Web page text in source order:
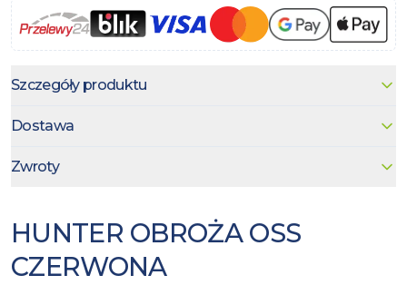
Szczegóły produktu
Dostawa
Zwroty
HUNTER OBROŻA OSS
CZERWONA